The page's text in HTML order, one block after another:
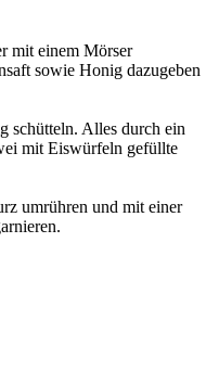
mit einem Mörser
sowie Honig dazugeben
schütteln. Alles durch ein
mit Eiswürfeln gefüllte
umrühren und mit einer